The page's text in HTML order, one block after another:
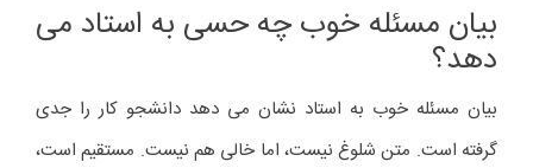
بیان مسئله خوب چه حسی به استاد می
دهد؟
بیان مسئله خوب به استاد نشان می دهد دانشجو کار را جدی
گرفته است. متن شلوغ نیست، اما خالی هم نیست. مستقیم است،